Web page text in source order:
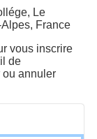
Le
France
vous inscrire
de
ou annuler